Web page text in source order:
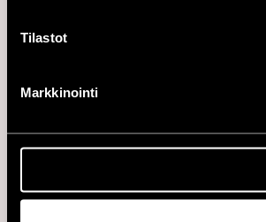
Tilastot
Markkinointi